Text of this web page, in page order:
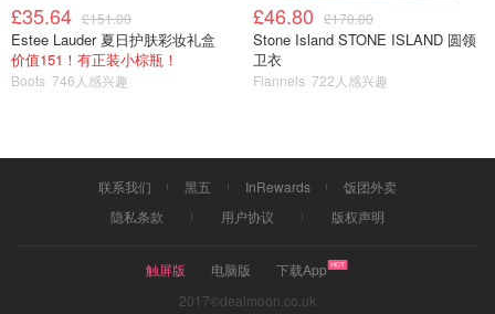
£35.64 £151.00
Estee Lauder 夏日护肤彩妆礼盒
价值151！有正装小棕瓶！
Boots 746人感兴趣
£46.80 £170.00
Stone Island STONE ISLAND 圆领
卫衣
Flannels 722人感兴趣
联系我们 黑五 InRewards
饭团外卖
隐私条款
用户协议 版权声明
触屏版 电脑版
下载App
2017©dealmoon.co.uk